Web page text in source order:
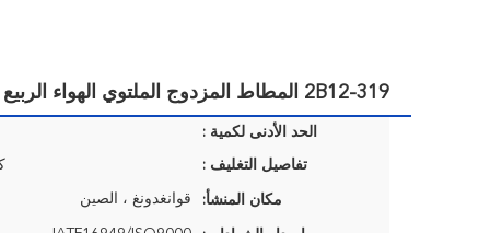
2B12-319 المطاط المزدوج الملتوي الهواء الربيع فايرستون W01-358-7409
الحد الأدنى لكمية :
تفاصيل التغليف :
مكان المنشأ: قوانغدونغ ، الصين